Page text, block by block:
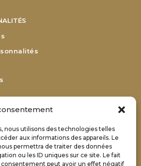
nous utilisons des technologies telles
aux informations des appareils. Le
permettra de traiter des données
ou les ID uniques sur ce site. Le fait
peut avoir un effet négatif
renouvellement